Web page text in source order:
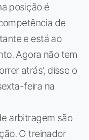
posição é
de
e está ao
Agora não tem
atrás', disse o
feira na
arbitragem são
O treinador